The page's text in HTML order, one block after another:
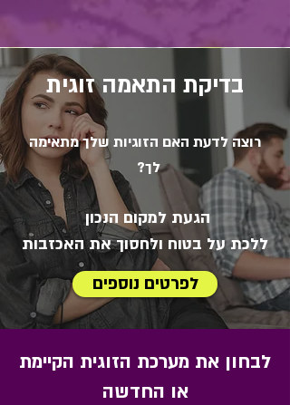
בדיקת התאמה זוגית
רוצה לדעת האם הזוגיות שלך מתאימה
לך?
הגעת למקום הנכון
ללכת על בטוח ולחסוך את האכזבות
לפרטים נוספים
לבחון את מערכת הזוגית הקיימת
או החדשה